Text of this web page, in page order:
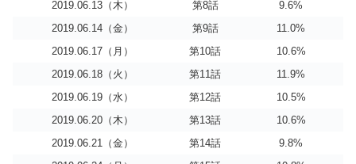
2019.06.13（木）
第8話
9.6%
2019.06.14（金）
第9話
11.0%
2019.06.17（月）
第10話
10.6%
2019.06.18（火）
第11話
11.9%
2019.06.19（水）
第12話
10.5%
2019.06.20（木）
第13話
10.6%
2019.06.21（金）
第14話
9.8%